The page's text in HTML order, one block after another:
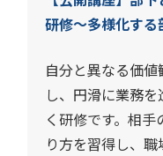
研修～多様化す
自分と異なる価
し、円滑に業務
く研修です。相
り方を習得し、